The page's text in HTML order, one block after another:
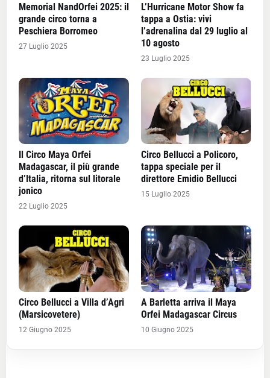
Memorial NandOrfei 2025: il
grande circo torna a
Peschiera Borromeo
27 Luglio 2025
L’Hurricane Motor Show fa
tappa a Ostia: vivi
l’adrenalina dal 29 luglio al
10 agosto
23 Luglio 2025
Il Circo Maya Orfei
Madagascar, il più grande
d’Italia, ritorna sul litorale
jonico
22 Luglio 2025
Circo Bellucci a Policoro,
tappa speciale per il
direttore Emidio Bellucci
15 Luglio 2025
Circo Bellucci a Villa d’Agri
(Marsicovetere)
12 Giugno 2025
A Barletta arriva il Maya
Orfei Madagascar Circus
10 Giugno 2025